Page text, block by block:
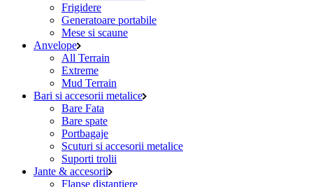
Frigidere
Generatoare portabile
Mese si scaune
Anvelope
All Terrain
Extreme
Mud Terrain
Bari si accesorii metalice
Bare Fata
Bare spate
Portbagaje
Scuturi si accesorii metalice
Suporti trolii
Jante & accesorii
Flanse distantiere